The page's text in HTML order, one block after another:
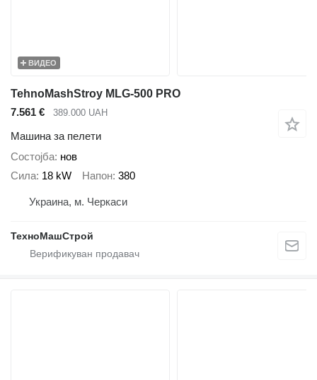
ВИДЕО
TehnoMashStroy MLG-500 PRO
7.561 €
389.000 UAH
Машина за пелети
Состојба нов
Сила 18 kW Напон 380
Украина, м. Черкаси
ТехноМашСтрой